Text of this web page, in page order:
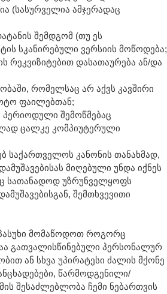
(სასურველია ამჯერადაც
შემდგომ (თუ ეს
სკანირებული ვერსიის მოწოდება;
რეკვიზიტებით დასათაურება ან/და
რომელსაც არ აქვს კავშირი
ფაილებთან;
პერიოდული შემოწმებაც
ცალკე კომპიუტერული
საქართველოს კანონის თანახმად,
მიღებული უნდა იქნეს
სათანადოდ უზრუნველყოფს
შემთხვევითი
მომაწოდოთ როგორც
გათვალისწინებული პერსონალურ
ან სხვა უპირატესი ძალის მქონე
წარმოდგენილი/
შესაძლებლობა ჩემი ნებართვის